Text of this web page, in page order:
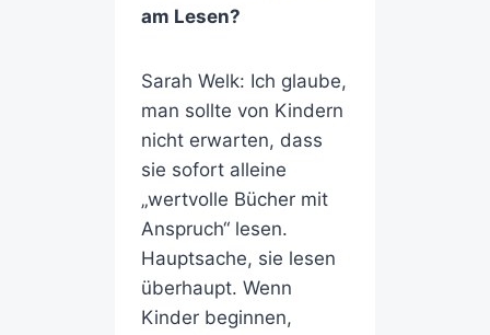
am Lesen?
Sarah Welk: Ich glaube,
man sollte von Kindern
nicht erwarten, dass
sie sofort alleine
„wertvolle Bücher mit
Anspruch“ lesen.
Hauptsache, sie lesen
überhaupt. Wenn
Kinder beginnen,